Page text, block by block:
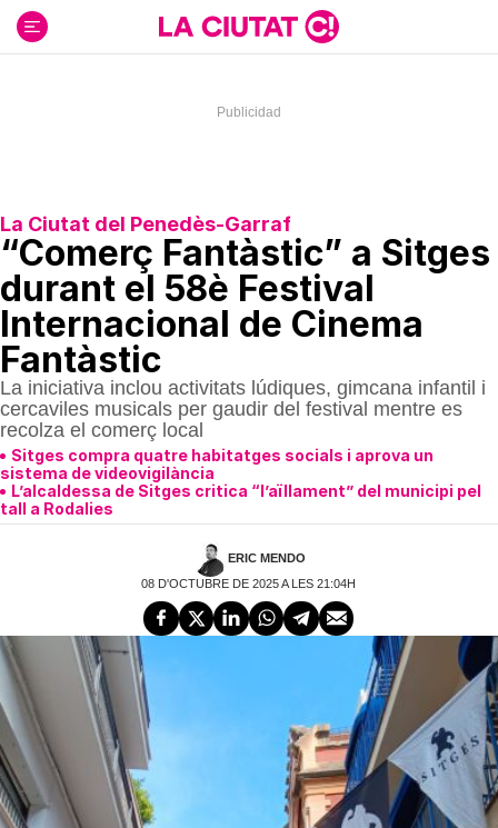
contenido
La Ciutat del Penedès-Garraf
“Comerç Fantàstic” a Sitges
durant el 58è Festival
Internacional de Cinema
Fantàstic
La iniciativa inclou activitats lúdiques, gimcana infantil i
cercaviles musicals per gaudir del festival mentre es
recolza el comerç local
Sitges compra quatre habitatges socials i aprova un
sistema de videovigilància
L’alcaldessa de Sitges critica “l’aïllament” del municipi pel
tall a Rodalies
ERIC MENDO
08 D'OCTUBRE DE 2025 A LES 21:04H